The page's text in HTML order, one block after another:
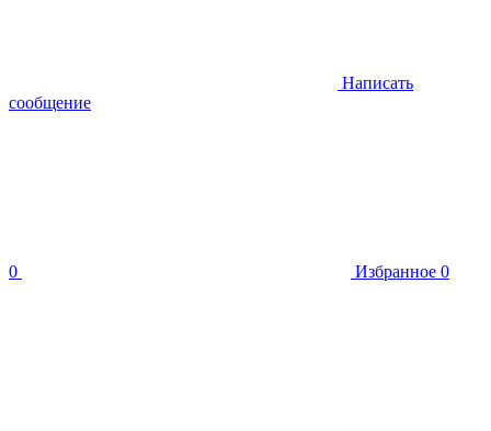
Написать
сообщение
0 Избранное 0